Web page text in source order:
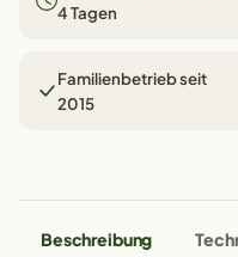
4 Tagen
Familienbetrieb seit
2015
Beschreibung